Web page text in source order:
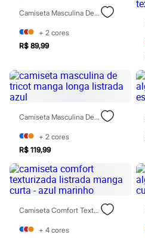
Todos os produtos
Novidades
Blusas
Casacos e Jaquetas
Jeans
Saias
Shorts e Bermudas
T-shirt
Vestidos
Acessórios
Alfaiataria
Calçados
Guarda-roupa
Moda esportiva
Plus size
Special Basics
Calçados
Feminino
Camiseta Masculina De Algodão Listrada Verde
+ 2 cores
R$ 89,99
Camiseta Masculina De Tricot Manga Longa Listrada Azul
+ 2 cores
R$ 119,99
Camiseta Comfort Texturizada Listrada Manga Curta - Azul Marinho
+ 4 cores